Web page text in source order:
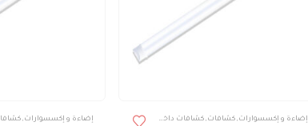
إضاءة و إكسسوارات , كشافات , كشافات داخلى إضاءة و إكسسوارات ,